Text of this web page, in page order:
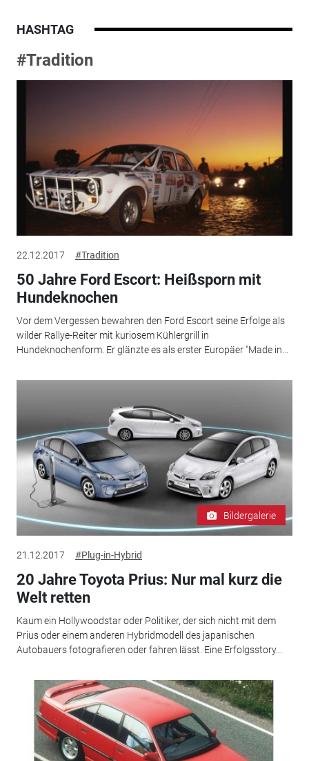
HASHTAG
#Tradition
22.12.2017 #Tradition
50 Jahre Ford Escort: Heißsporn mit
Hundeknochen
Vor dem Vergessen bewahren den Ford Escort seine Erfolge als
wilder Rallye-Reiter mit kuriosem Kühlergrill in
Hundeknochenform. Er glänzte es als erster Europäer "Made in...
Bildergalerie
21.12.2017 #Plug-in-Hybrid
20 Jahre Toyota Prius: Nur mal kurz die
Welt retten
Kaum ein Hollywoodstar oder Politiker, der sich nicht mit dem
Prius oder einem anderen Hybridmodell des japanischen
Autobauers fotografieren oder fahren lässt. Eine Erfolgsstory...